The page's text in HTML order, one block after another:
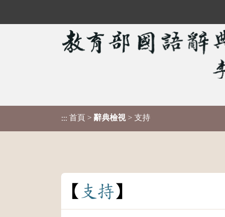
::: 首頁 > 辭典檢視 > 支持
支 持